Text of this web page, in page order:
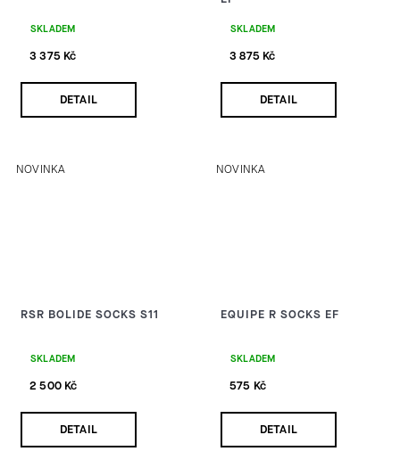
SKLADEM
3 375 Kč
DETAIL
SKLADEM
3 875 Kč
DETAIL
NOVINKA
RSR BOLIDE SOCKS S11
SKLADEM
2 500 Kč
DETAIL
NOVINKA
EQUIPE R SOCKS EF
SKLADEM
575 Kč
DETAIL